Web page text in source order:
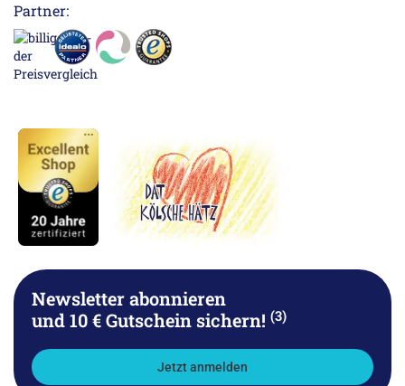
Partner:
Newsletter abonnieren
und 10 € Gutschein sichern! (3)
Jetzt anmelden